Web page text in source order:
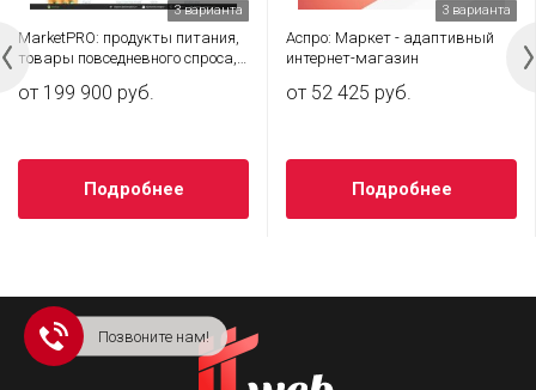
3 варианта
MarketPRO: продукты питания,
товары повседневного спроса,
от 199 900 руб.
Подробнее
3 варианта
Аспро: Маркет - адаптивный
интернет-магазин
от 52 425 руб.
Подробнее
Позвоните нам!